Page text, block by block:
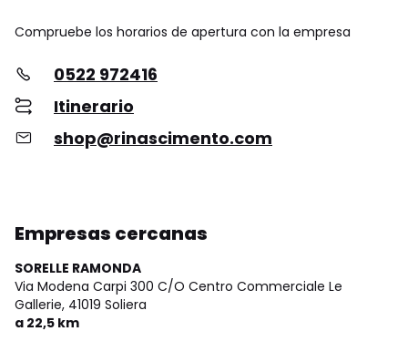
Compruebe los horarios de apertura con la empresa
0522 972416
Itinerario
shop@rinascimento.com
Empresas cercanas
SORELLE RAMONDA
Via Modena Carpi 300 C/O Centro Commerciale Le
Gallerie, 41019 Soliera
a 22,5 km